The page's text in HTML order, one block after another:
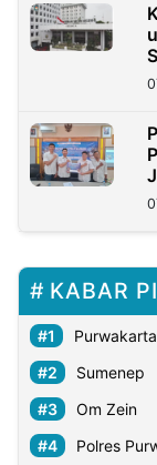
KABAR
Purwakarta
Sumenep
Om Zein
Polres